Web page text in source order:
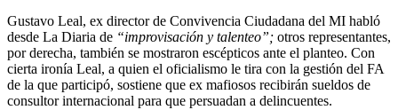
Gustavo Leal, ex director de Convivencia Ciudadana del MI habló
desde La Diaria de “improvisación y talenteo”; otros representantes,
por derecha, también se mostraron escépticos ante el planteo. Con
cierta ironía Leal, a quien el oficialismo le tira con la gestión del FA
de la que participó, sostiene que ex mafiosos recibirán sueldos de
consultor internacional para que persuadan a delincuentes.